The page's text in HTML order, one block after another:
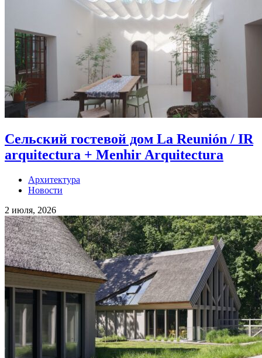
Сельский гостевой дом La Reunión / IR
arquitectura + Menhir Arquitectura
Архитектура
Новости
2 июля, 2026